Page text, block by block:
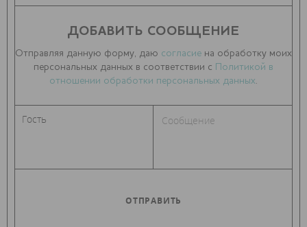
ДОБАВИТЬ СООБЩЕНИЕ
Отправляя данную форму, даю согласие на обработку моих
персональных данных в соответствии с
Политикой в
отношении обработки персональных данных.